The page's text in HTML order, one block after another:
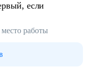
если
работы